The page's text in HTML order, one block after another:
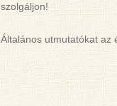
szolgáljon!
Általános utmutatókat